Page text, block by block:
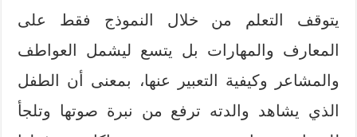
يتوقف التعلم من خلال النموذج فقط على
المعارف والمهارات بل يتسع ليشمل العواطف
والمشاعر وكيفية التعبير عنها، بمعنى أن الطفل
الذي يشاهد والدته ترفع من نبرة صوتها وتلجأ